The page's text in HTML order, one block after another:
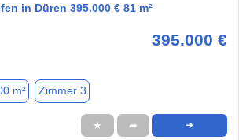
in Düren 395.000 € 81 m²
395.000 €
m² Zimmer 3
★ ➦ ➜